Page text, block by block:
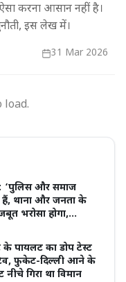
करना आसान नहीं है।
इस लेख में।
31 Mar 2026
load.
‘पुलिस और समाज
थाना और जनता के
भरोसा होगा,
के पायलट का डोप टेस्ट
फुकेट-दिल्ली आने के
नीचे गिरा था विमान